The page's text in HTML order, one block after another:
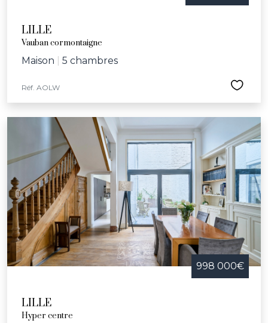
LILLE
Vauban cormontaigne
Maison 5 chambres
Réf. AOLW
998 000€
LILLE
Hyper centre